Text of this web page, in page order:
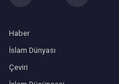
Haber
İslam Dünyası
Çeviri